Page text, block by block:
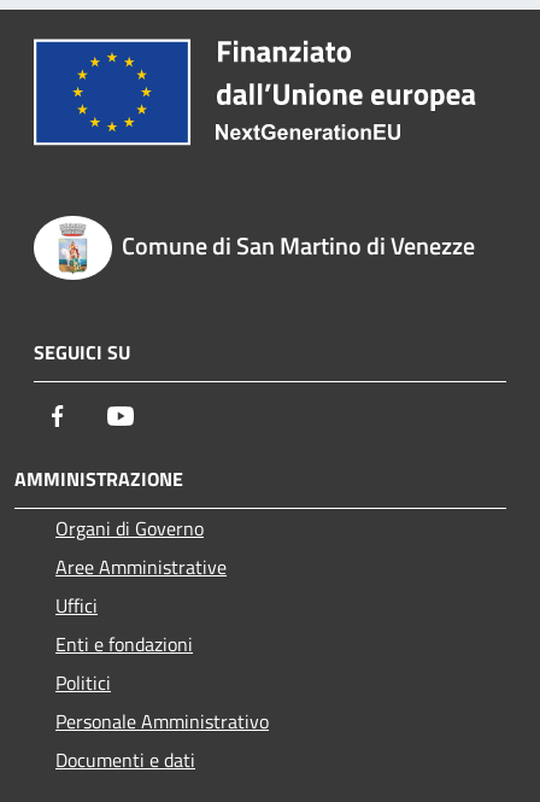
Comune di San Martino di Venezze
SEGUICI SU
Facebook
AMMINISTRAZIONE
Organi di Governo
Aree Amministrative
Uffici
Enti e fondazioni
Politici
Personale Amministrativo
Documenti e dati